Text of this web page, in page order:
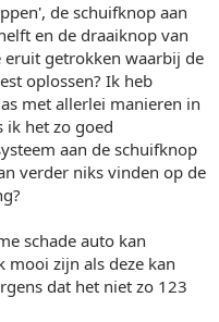
de schuifknop aan
en de draaiknop van
eruit getrokken waarbij de
oplossen? Ik heb
met allerlei manieren in
ik het zo goed
aan de schuifknop
verder niks vinden op de
schade auto kan
zijn als deze kan
dat het niet zo 123